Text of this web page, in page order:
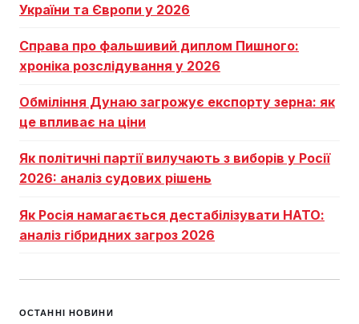
України та Європи у 2026
Справа про фальшивий диплом Пишного:
хроніка розслідування у 2026
Обміління Дунаю загрожує експорту зерна: як
це впливає на ціни
Як політичні партії вилучають з виборів у Росії
2026: аналіз судових рішень
Як Росія намагається дестабілізувати НАТО:
аналіз гібридних загроз 2026
ОСТАННІ НОВИНИ